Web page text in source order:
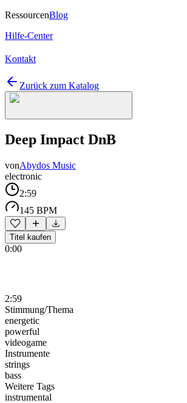
RessourcenBlog
Hilfe-Center
Kontakt
Zurück zum Katalog
Deep Impact DnB
vonAbydos Music
electronic
2:59
145 BPM
Titel kaufen
0:00
2:59
Stimmung/Thema
energetic
powerful
videogame
Instrumente
strings
bass
Weitere Tags
instrumental